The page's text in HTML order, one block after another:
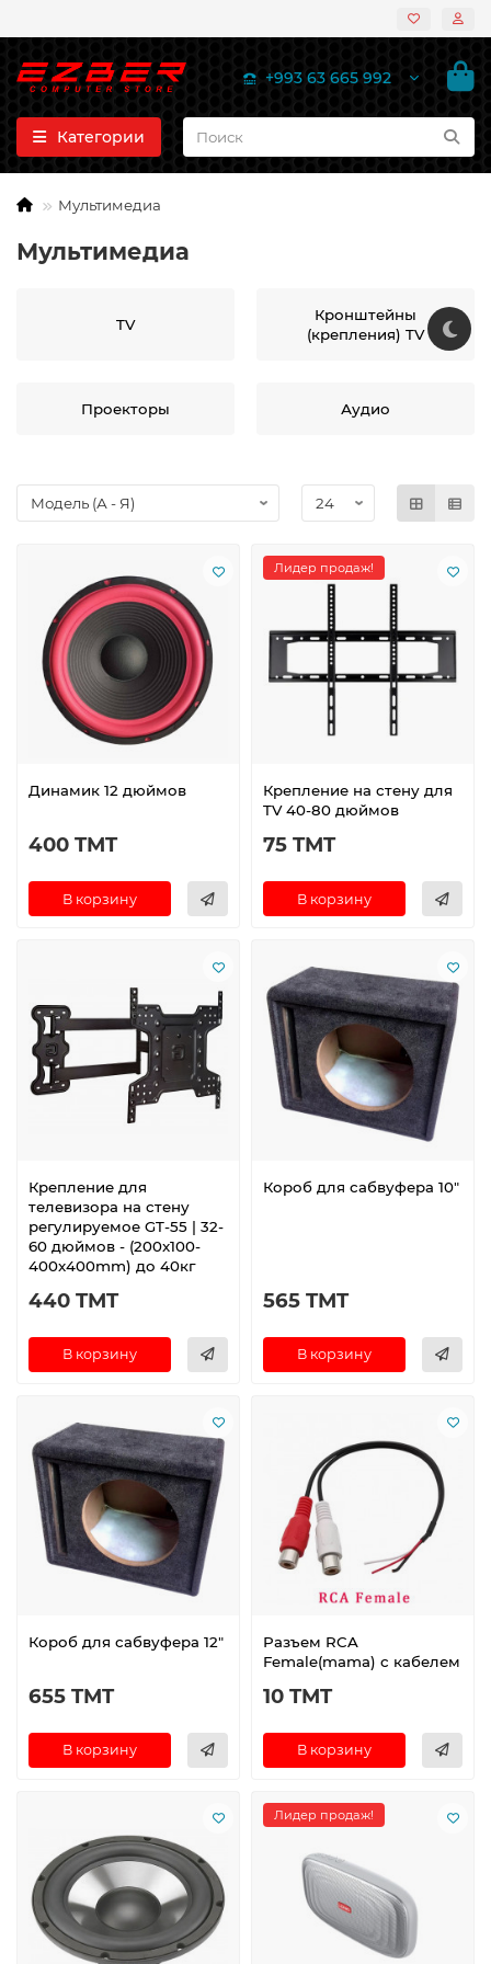
+993 63 665 992
Категории
Мультимедиа
Мультимедиа
TV
Кронштейны
(крепления) TV
Проекторы Аудио
Динамик 12 дюймов
400 TMT
В корзину
Лидер продаж!
Крепление на стену для
TV 40-80 дюймов
75 TMT
В корзину
Крепление для
телевизора на стену
регулируемое GT-55 | 32-
60 дюймов - (200x100-
400x400mm) до 40кг
440 TMT
В корзину
Короб для сабвуфера 10"
565 TMT
В корзину
Короб для сабвуфера 12"
655 TMT
В корзину
Разъем RCA
Female(mama) с кабелем
10 TMT
В корзину
Лидер продаж!